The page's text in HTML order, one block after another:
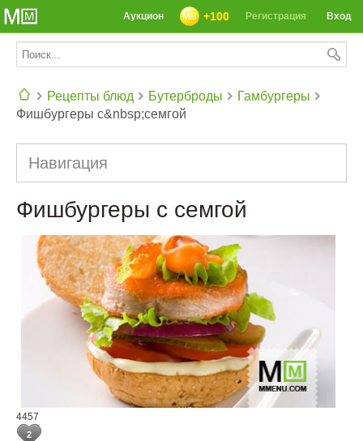
Вход
Регистрация
+100
Аукцион
Рецепты блюд Бутерброды
Гамбургеры
Фишбургеры с&nbsp;семгой
Навигация
Фишбургеры с семгой
4457
2